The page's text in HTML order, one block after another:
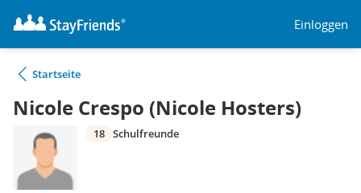
Einloggen
Startseite
Nicole Crespo (Nicole Hosters)
18 Schulfreunde